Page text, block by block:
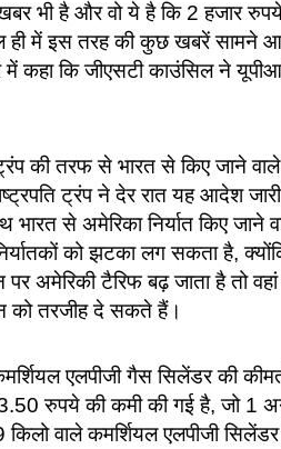
भी है और वो ये है कि 2 हजार
ही में इस तरह की कुछ खबरें सामने
कहा कि जीएसटी काउंसिल ने
ट्रंप की तरफ से भारत से किए जाने
ट्रंप ने देर रात यह आदेश
भारत से अमेरिका निर्यात किए जाने
को झटका लग सकता है,
अमेरिकी टैरिफ बढ़ जाता है तो
को तरजीह दे सकते हैं।
एलपीजी गैस सिलेंडर की
रुपये की कमी की गई है, जो 1
वाले कमर्शियल एलपीजी